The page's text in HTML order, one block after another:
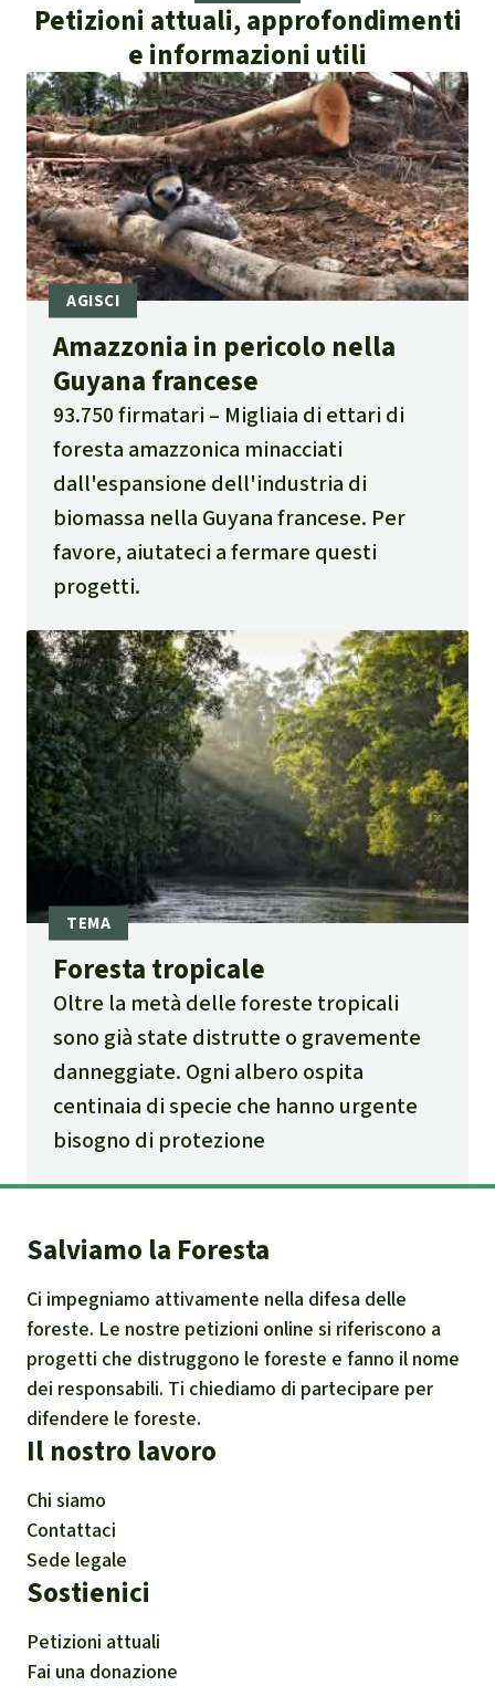
Petizioni attuali, approfondimenti
e informazioni utili
Amazzonia in pericolo nella
Guyana francese
93.750 firmatari
Migliaia di ettari di
foresta amazzonica minacciati
dall'espansione dell'industria di
biomassa nella Guyana francese. Per
favore, aiutateci a fermare questi
progetti.
Foresta tropicale
Oltre la metà delle foreste tropicali
sono già state distrutte o gravemente
danneggiate. Ogni albero ospita
centinaia di specie che hanno urgente
bisogno di protezione
Salviamo la Foresta
Ci impegniamo attivamente nella difesa delle
foreste. Le nostre petizioni online si riferiscono a
progetti che distruggono le foreste e fanno il nome
dei responsabili. Ti chiediamo di partecipare per
difendere le foreste.
Il nostro lavoro
Chi siamo
Contattaci
Sede legale
Sostienici
Petizioni attuali
Fai una donazione